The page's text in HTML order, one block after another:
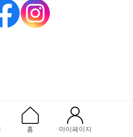
홈 마이페이지